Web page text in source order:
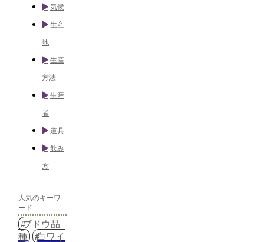
気候
生産
地
生産
方法
生産
者
道具
飲み
方
人気のキーワ
ード
ブドウ品
種
白ワイ